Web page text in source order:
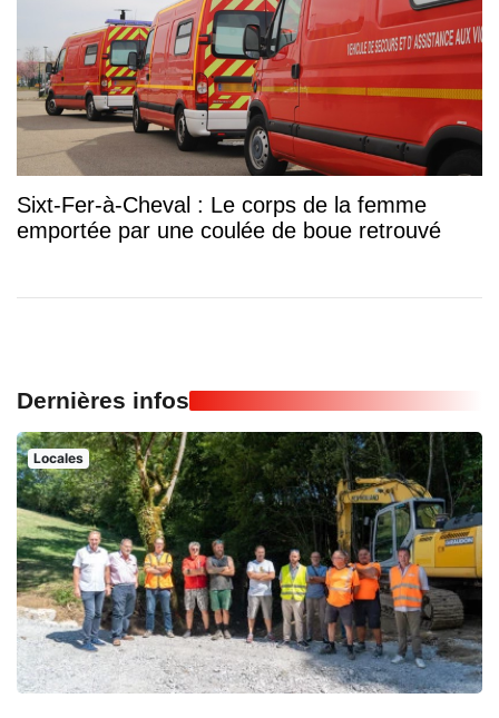
Sixt-Fer-à-Cheval : Le corps de la femme
emportée par une coulée de boue retrouvé
Dernières infos
Locales